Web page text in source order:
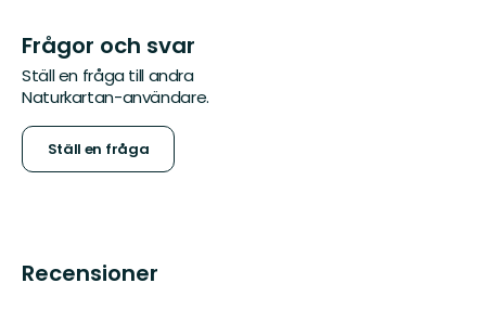
Frågor och svar
Ställ en fråga till andra
Naturkartan-användare.
Ställ en fråga
Recensioner